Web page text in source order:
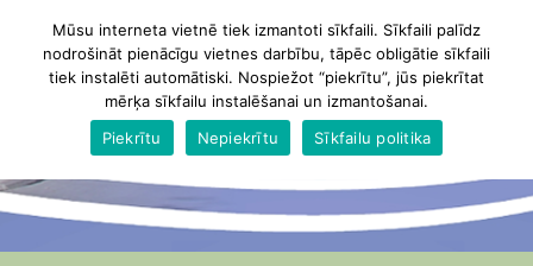
Mūsu interneta vietnē tiek izmantoti sīkfaili. Sīkfaili palīdz
nodrošināt pienācīgu vietnes darbību, tāpēc obligātie sīkfaili
tiek instalēti automātiski. Nospiežot “piekrītu”, jūs piekrītat
mērķa sīkfailu instalēšanai un izmantošanai.
Piekrītu
Nepiekrītu Sīkfailu politika